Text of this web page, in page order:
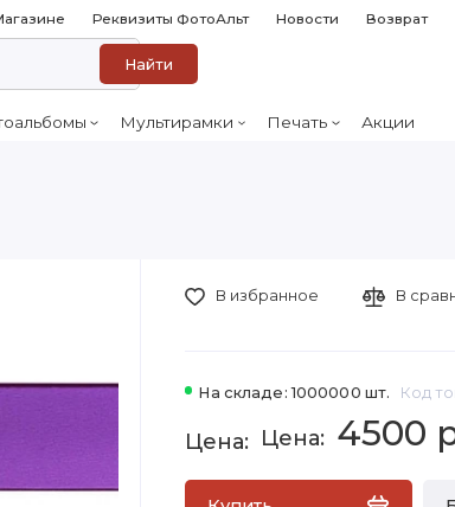
Реквизиты ФотоАльт Новости Возврат
Найти
Мультирамки Печать Акции
На складе: 1000000 шт. Код
4500
В избранное В